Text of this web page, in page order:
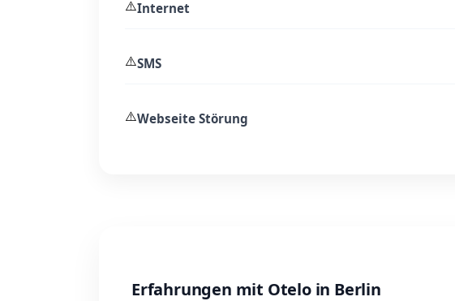
⚠️Internet
⚠️SMS
⚠️Webseite Störung
Erfahrungen mit Otelo in Berlin